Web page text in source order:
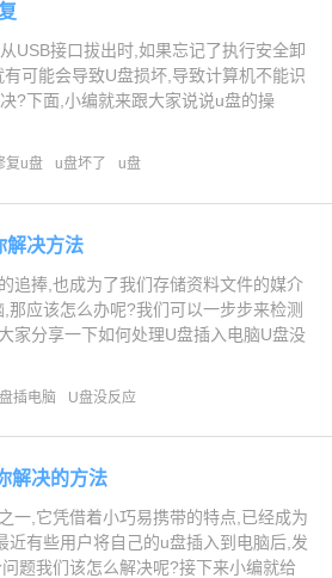
USB接口拔出时,如果忘记了执行安全卸
可能会导致U盘损坏,导致计算机不能识
?下面,小编就来跟大家说说u盘的操
复u盘 u盘坏了 u盘
解决方法
追捧,也成为了我们存储资料文件的媒介
应该怎么办呢?我们可以一步步来检测
家分享一下如何处理U盘插入电脑U盘没
插电脑 U盘没反应
解决的方法
一,它凭借着小巧易携带的特点,已经成为
有些用户将自己的u盘插入到电脑后,发
题我们该怎么解决呢?接下来小编就给